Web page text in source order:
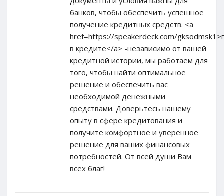
банков, чтобы обеспечить успешное
получение кредитных средств. <a
href=https://speakerdeck.com/
в кредите</a> -независимо от вашей
кредитной истории, мы работаем для
того, чтобы найти оптимальное
решение и обеспечить вас
необходимой денежными
средствами. Доверьтесь нашему
опыту в сфере кредитования и
получите комфортное и уверенное
решение для ваших финансовых
потребностей. От всей души Вам
всех благ!